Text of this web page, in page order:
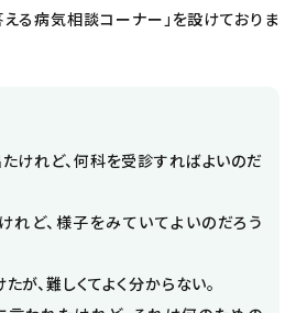
る病気相談コーナー」を設けておりま
けれど、何科を受診すればよいのだ
ど、様子をみていてよいのだろう
が、難しくてよく分からない。